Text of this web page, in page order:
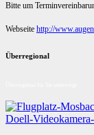
Bitte um
Webseite http://
Überregional